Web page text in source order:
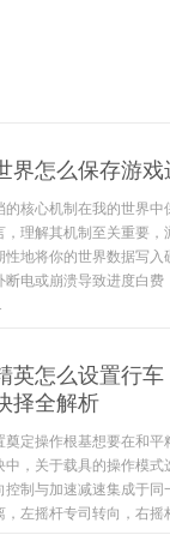
界怎么保存游
的核心机制在我的世界
，理解其机制至关重要
性地将你的世界数据写
断电或崩溃导致进度白
英怎么设置行
择全解析
奠定操作根基想要在和
中，关于载具的操作模
控制与加速减速集成于
，左摇杆专司转向，右摇